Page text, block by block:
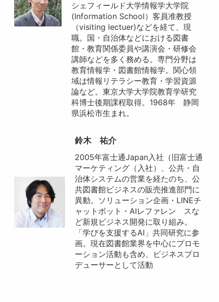
シェフィールド大学情報学大学院
(Information School）客員准教授
（visiting lectuer)などを経て、現
職。国・自治体などにおける図書
館・教育関係委員や講演会・研修会
講師などを多く務める。専門分野は
教育情報学・図書館情報学。関心領
域は情報リテラシー教育・学習資源
論など。東京大学大学院教育学研究
科博士後期課程取得。1968年 静岡
県浜松市生まれ。
鈴木 祐介
2005年富士通Japan入社（旧富士通
マーケティング（入社）、公共・自
治体システムの営業を経たのち、公
共図書館ビジネスの販売推進部門に
異動。ソリューション企画・LINEチ
ャットボット・AIレファレン スな
ど新規ビジネス開発に取り組み。
「学びを支援するAI」共同研究に参
画。現在図書館業界を中心にプロモ
ーション活動も含め、ビジネスプロ
デューサーとして活動